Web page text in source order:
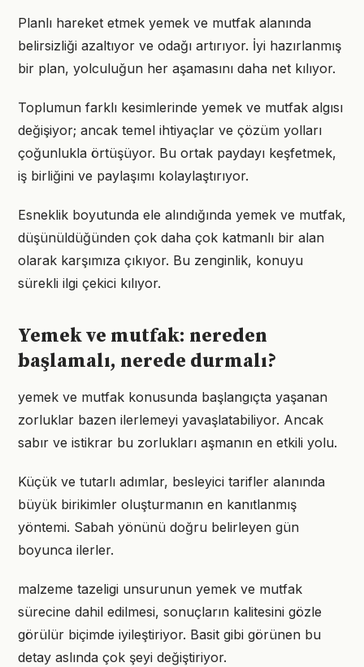
Planlı hareket etmek yemek ve mutfak alanında
belirsizliği azaltıyor ve odağı artırıyor. İyi hazırlanmış
bir plan, yolculuğun her aşamasını daha net kılıyor.
Toplumun farklı kesimlerinde yemek ve mutfak algısı
değişiyor; ancak temel ihtiyaçlar ve çözüm yolları
çoğunlukla örtüşüyor. Bu ortak paydayı keşfetmek,
iş birliğini ve paylaşımı kolaylaştırıyor.
Esneklik boyutunda ele alındığında yemek ve mutfak,
düşünüldüğünden çok daha çok katmanlı bir alan
olarak karşımıza çıkıyor. Bu zenginlik, konuyu
sürekli ilgi çekici kılıyor.
Yemek ve mutfak: nereden
başlamalı, nerede durmalı?
yemek ve mutfak konusunda başlangıçta yaşanan
zorluklar bazen ilerlemeyi yavaşlatabiliyor. Ancak
sabır ve istikrar bu zorlukları aşmanın en etkili yolu.
Küçük ve tutarlı adımlar, besleyici tarifler alanında
büyük birikimler oluşturmanın en kanıtlanmış
yöntemi. Sabah yönünü doğru belirleyen gün
boyunca ilerler.
malzeme tazeligi unsurunun yemek ve mutfak
sürecine dahil edilmesi, sonuçların kalitesini gözle
görülür biçimde iyileştiriyor. Basit gibi görünen bu
detay aslında çok şeyi değiştiriyor.